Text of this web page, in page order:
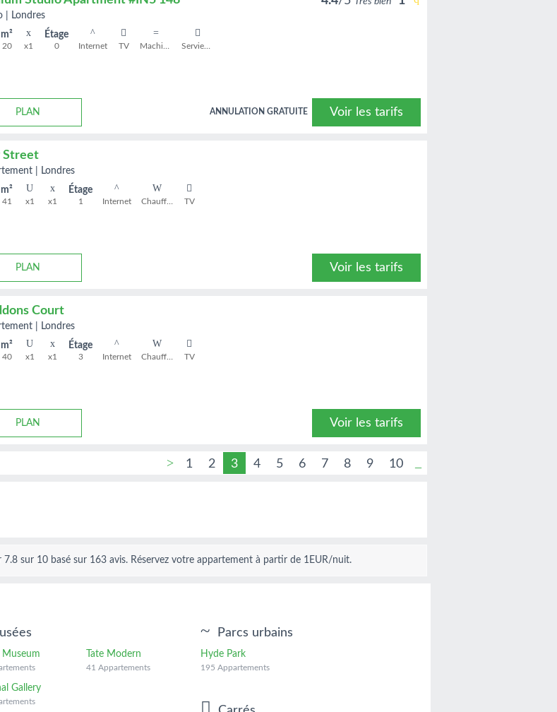
Londres
m²
20 x1
Étage
0 Internet TV
PLAN ANNULATION GRATUITE Voir les tarifs
Street
Londres
m²
41 x1 x1
Étage
1 Internet TV
PLAN Voir les tarifs
Court
Londres
m²
40 x1 x1
Étage
3 Internet TV
PLAN Voir les tarifs
1 2 3 4 5 6 7 8 9 10
7.8sur 10basé sur 163avis. Réservez votre appartement à partir de 1 EUR/nuit.
Museum Tate Modern
41 Appartements
Gallery
Parcs urbains
Hyde Park
195 Appartements